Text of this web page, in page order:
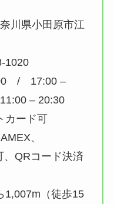
川県小田原市江
/ 17:00 –
– 20:30
ード可
、
QRコード決済
（徒歩15